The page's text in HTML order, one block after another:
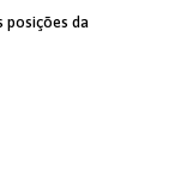
posições da